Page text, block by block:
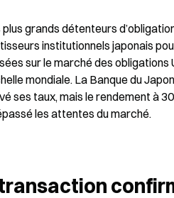
grands détenteurs
institutionnels japonais
sur le marché des
mondiale. La Banque du
ses taux, mais le rendement à
les attentes du marché.